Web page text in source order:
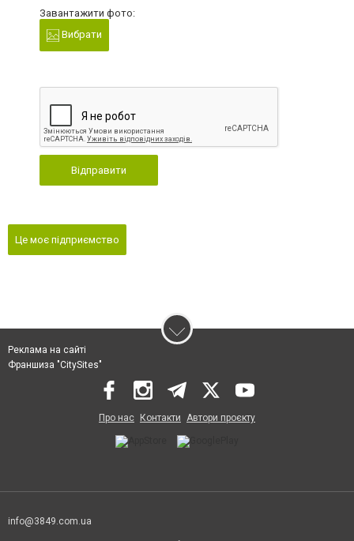
Завантажити фото:
Вибрати
Відправити
Це моє підприємство
Реклама на сайті
Франшиза "CitySites"
Про нас Контакти Автори проєкту
info@3849.com.ua